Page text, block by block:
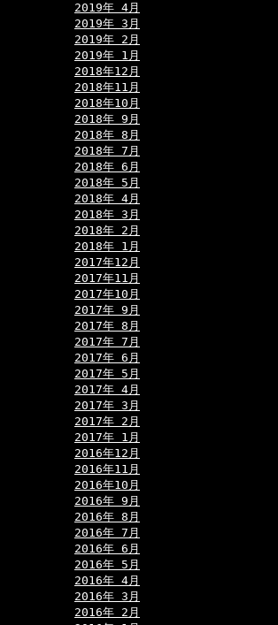
2019年 4月
2019年 3月
2019年 2月
2019年 1月
2018年12月
2018年11月
2018年10月
2018年 9月
2018年 8月
2018年 7月
2018年 6月
2018年 5月
2018年 4月
2018年 3月
2018年 2月
2018年 1月
2017年12月
2017年11月
2017年10月
2017年 9月
2017年 8月
2017年 7月
2017年 6月
2017年 5月
2017年 4月
2017年 3月
2017年 2月
2017年 1月
2016年12月
2016年11月
2016年10月
2016年 9月
2016年 8月
2016年 7月
2016年 6月
2016年 5月
2016年 4月
2016年 3月
2016年 2月